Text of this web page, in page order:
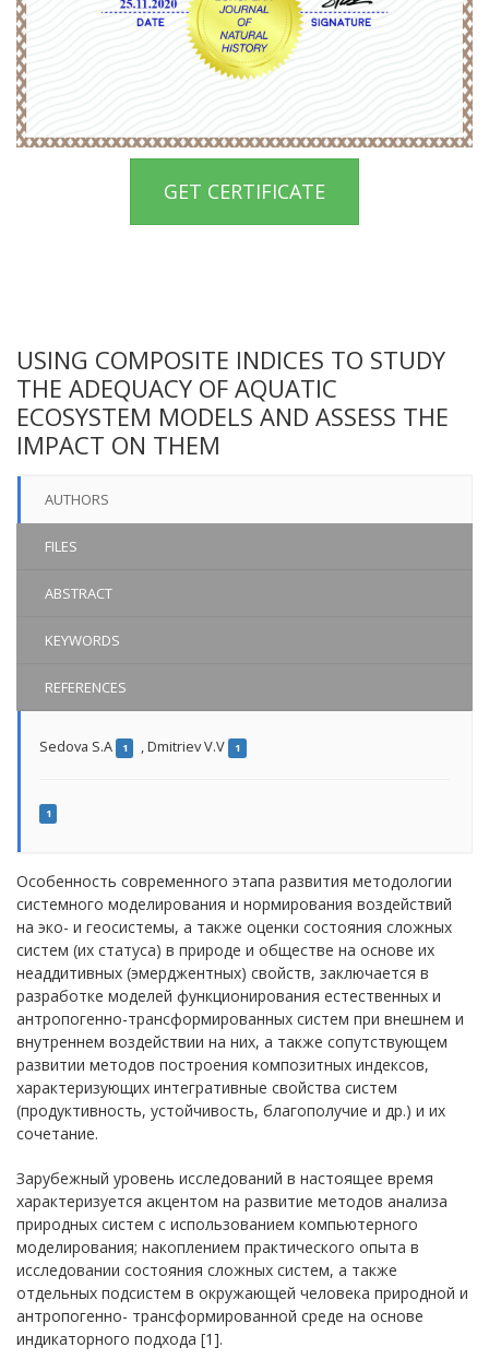
GET CERTIFICATE
USING COMPOSITE INDICES TO STUDY
THE ADEQUACY OF AQUATIC
ECOSYSTEM MODELS AND ASSESS THE
IMPACT ON THEM
AUTHORS
FILES
ABSTRACT
KEYWORDS
REFERENCES
Sedova S.A 1 ,Dmitriev V.V 1
1
Особенность современного этапа развития методологии
системного моделирования и нормирования воздействий
на эко- и геосистемы, а также оценки состояния сложных
систем (их статуса) в природе и обществе на основе их
неаддитивных (эмерджентных) свойств, заключается в
разработке моделей функционирования естественных и
антропогенно-трансформированных систем при внешнем и
внутреннем воздействии на них, а также сопутствующем
развитии методов построения композитных индексов,
характеризующих интегративные свойства систем
(продуктивность, устойчивость, благополучие и др.) и их
сочетание.
Зарубежный уровень исследований в настоящее время
характеризуется акцентом на развитие методов анализа
природных систем с использованием компьютерного
моделирования; накоплением практического опыта в
исследовании состояния сложных систем, а также
отдельных подсистем в окружающей человека природной и
антропогенно- трансформированной среде на основе
индикаторного подхода [1].